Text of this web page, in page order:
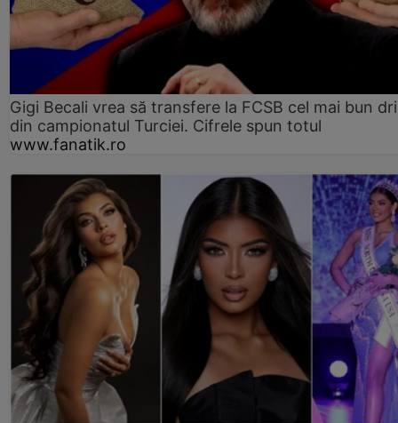
Gigi Becali vrea să transfere la FCSB cel mai bun
din campionatul Turciei. Cifrele spun totul
www.fanatik.ro